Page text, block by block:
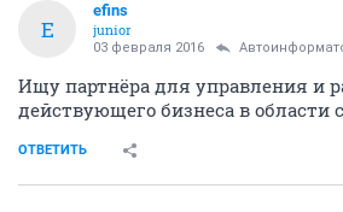
E
efins
junior
03 февраля 2016
Ищу партнёра для управления и
действующего бизнеса в области
ОТВЕТИТЬ